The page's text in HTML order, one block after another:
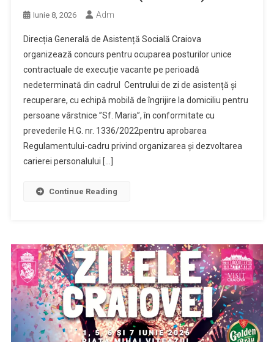
Iunie 8, 2026 Adm
Direcția Generală de Asistență Socială Craiova
organizează concurs pentru ocuparea posturilor unice
contractuale de execuție vacante pe perioadă
nedeterminată din cadrul Centrului de zi de asistență și
recuperare, cu echipă mobilă de îngrijire la domiciliu pentru
persoane vârstnice ”Sf. Maria”, în conformitate cu
prevederile H.G. nr. 1336/2022pentru aprobarea
Regulamentului-cadru privind organizarea şi dezvoltarea
carierei personalului […]
Continue Reading